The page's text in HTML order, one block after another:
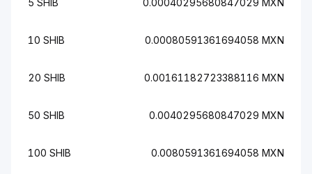
5 SHIB 0.00040295680847029 MXN
10 SHIB 0.00080591361694058 MXN
20 SHIB 0.00161182723388116 MXN
50 SHIB 0.0040295680847029 MXN
100 SHIB 0.0080591361694058 MXN